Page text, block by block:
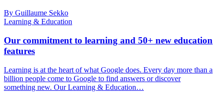
By Guillaume Sekko
Learning & Education
Our commitment to learning and 50+ new education
features
Learning is at the heart of what Google does. Every day more than a
billion people come to Google to find answers or discover
something new. Our Learning & Education…